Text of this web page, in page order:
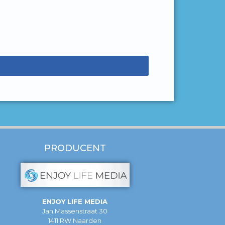
PRODUCENT
ENJOY LIFE MEDIA
Jan Massenstraat 30
1411 RW Naarden